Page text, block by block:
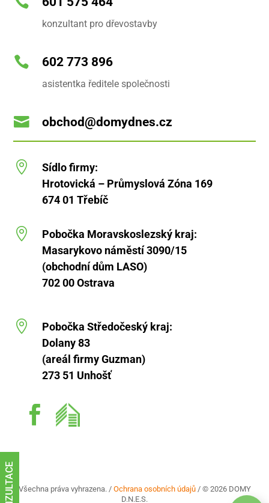
k
v
konzultant pro dřevostavby
 602 773 896
asistentka ředitele společnosti
 obchod@domydnes.cz

Sídlo firmy:
Hrotovická – Průmyslová Zóna 169
674 01 Třebíč

Pobočka Moravskoslezský kraj:
Masarykovo náměstí 3090/15
(obchodní dům LASO)
702 00 Ostrava

Pobočka Středočeský kraj:
Dolany 83
(areál firmy Guzman)
273 51 Unhošť
Všechna práva vyhrazena. / Ochrana osobních údajů/ © 2026 DOMY
D.N.E.S.
KONZULTACE